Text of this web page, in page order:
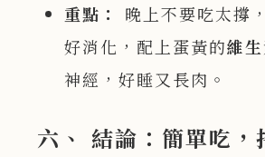
重點：
晚上不要吃太撐
好消化，配上蛋黃的維
神經，好睡又長肉。
六、 結論：簡單吃，